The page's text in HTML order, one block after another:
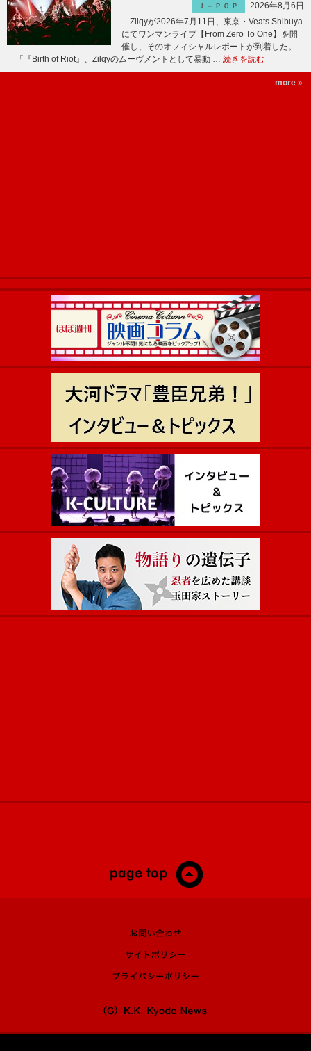
Ｊ－ＰＯＰ
2026年8月6日
Zilqyが2026年7月11日、東京・Veats Shibuya
にてワンマンライブ【From Zero To One】を開
催し、そのオフィシャルレポートが到着した。
「『Birth of Riot』、Zilqyのムーヴメントとして暴動 … 続きを読む
more »